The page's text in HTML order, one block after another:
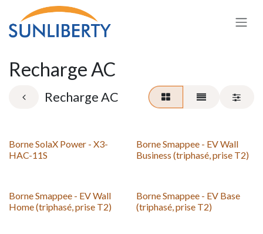
Skip to Content
Recharge AC
Recharge AC
Borne SolaX Power - X3-
HAC-11S
Borne Smappee - EV Wall
Business (triphasé, prise T2)
Borne Smappee - EV Wall
Home (triphasé, prise T2)
Borne Smappee - EV Base
(triphasé, prise T2)